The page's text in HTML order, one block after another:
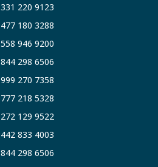
331 220 9123
477 180 3288
558 946 9200
844 298 6506
999 270 7358
777 218 5328
272 129 9522
442 833 4003
844 298 6506